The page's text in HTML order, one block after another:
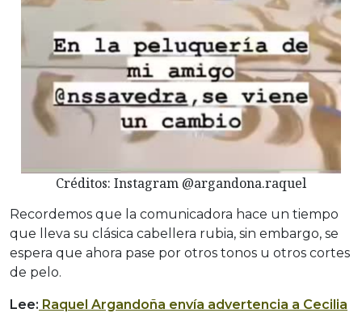
Créditos: Instagram @argandona.raquel
Recordemos que la comunicadora hace un tiempo
que lleva su clásica cabellera rubia, sin embargo, se
espera que ahora pase por otros tonos u otros cortes
de pelo.
Lee: Raquel Argandoña envía advertencia a Cecilia